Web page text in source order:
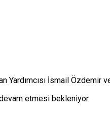
Yardımcısı İsmail Özdemir
etmesi bekleniyor.